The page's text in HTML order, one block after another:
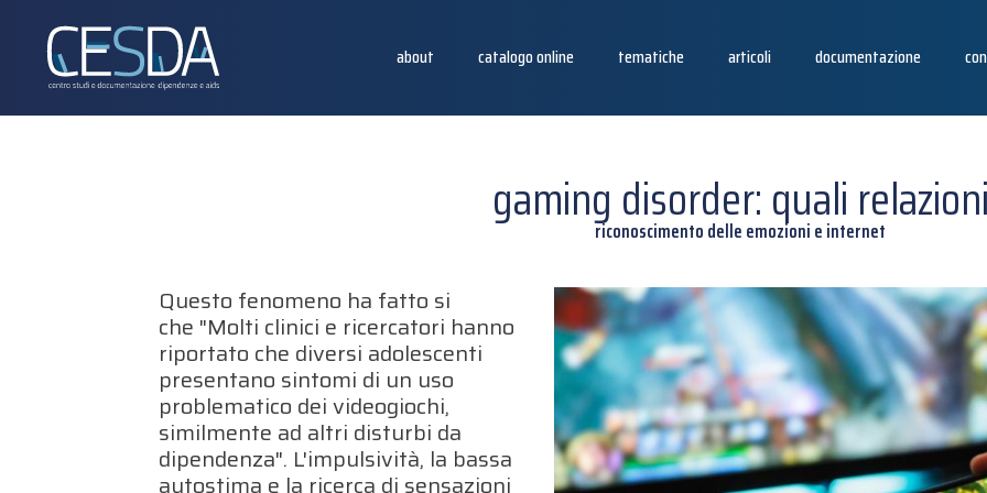
about catalogo online tematiche articoli documentazione
gaming disorder: quali relazioni
riconoscimento delle emozioni e internet
Questo fenomeno ha fatto si
che "Molti clinici e ricercatori hanno
riportato che diversi adolescenti
presentano sintomi di un uso
problematico dei videogiochi,
similmente ad altri disturbi da
dipendenza". L'impulsività, la bassa
autostima e la ricerca di sensazioni